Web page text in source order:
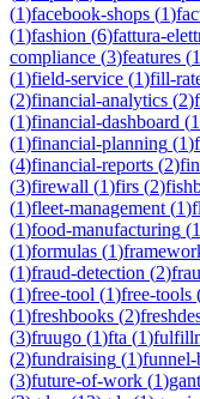
(1)facebook-shops (1)
(1)fashion (6)fattura-
compliance (3)features (1
(1)field-service (1)fill-
(2)financial-analytics (2)
(1)financial-dashboard (1
(1)financial-planning (1)
(4)financial-reports (2)
(3)firewall (1)firs (2)
(1)fleet-management (1)
(1)food-manufacturing (1
(1)formulas (1)
(1)fraud-detection (2)
(1)free-tool (1)free-tools
(1)freshbooks (2)
(3)fruugo (1)fta (1)
(2)fundraising (1)
(3)future-of-work (1)